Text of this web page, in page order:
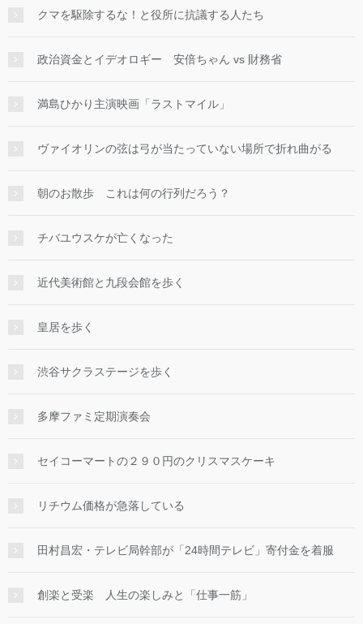
クマを駆除するな！と役所に抗議する人たち
政治資金とイデオロギー 安倍ちゃん vs 財務省
満島ひかり主演映画「ラストマイル」
ヴァイオリンの弦は弓が当たっていない場所で折れ曲がる
朝のお散歩 これは何の行列だろう？
チバユウスケが亡くなった
近代美術館と九段会館を歩く
皇居を歩く
渋谷サクラステージを歩く
多摩ファミ定期演奏会
セイコーマートの２９０円のクリスマスケーキ
リチウム価格が急落している
田村昌宏・テレビ局幹部が「24時間テレビ」寄付金を着服
創楽と受楽 人生の楽しみと「仕事一筋」